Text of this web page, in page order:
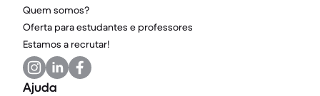
Quem somos?
Oferta para estudantes e professores
Estamos a recrutar!
Ajuda